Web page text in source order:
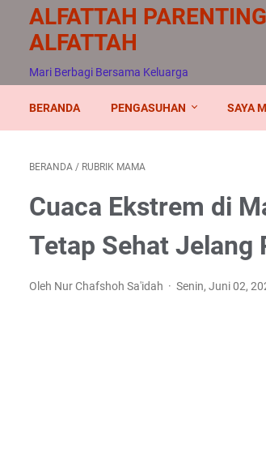
ALFATTAH
ALFATTAH
Mari Berbagi Bersama Keluarga
BERANDA PENGASUHAN SAYA
BERANDA / RUBRIK MAMA
Cuaca Ekstrem di
Tetap Sehat Jelang
Oleh Nur Chafshoh Sa'idah Senin, Juni 02,